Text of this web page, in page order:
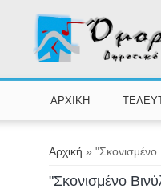
ΑΡΧΙΚΗ
Είστε εδώ
Αρχική »
"Σκονισμένο